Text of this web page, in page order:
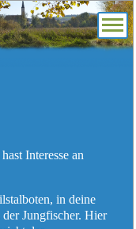
Interesse an
in deine
der Jungfischer. Hier